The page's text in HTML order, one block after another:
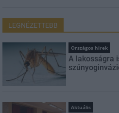
LEGNÉZETTEBB
Országos hírek
A lakosságra
Aktuális